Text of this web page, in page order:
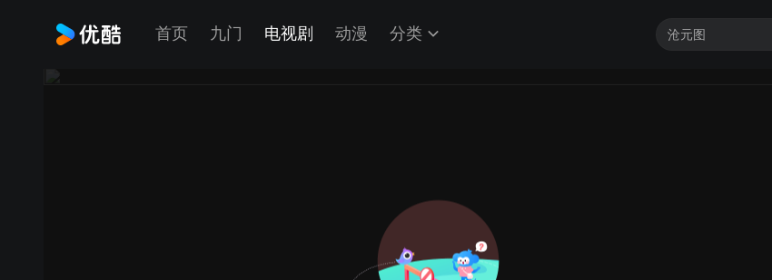
首页 九门 电视剧 动漫 分类